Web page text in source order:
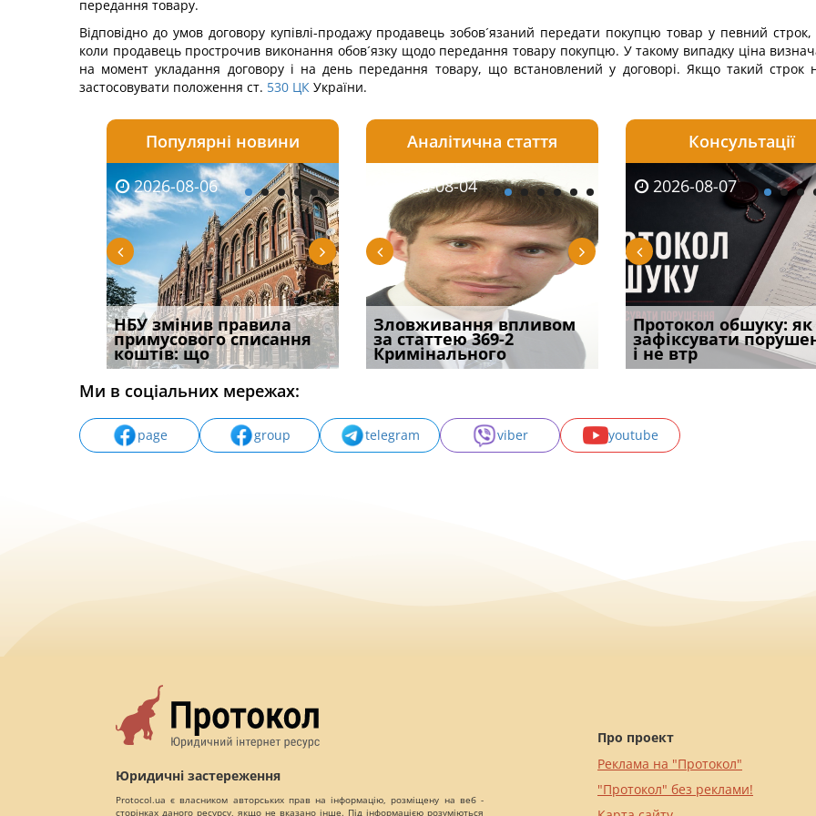
передання товару.
Відповідно до умов договору купівлі-продажу продавець зобов´язаний передати покупцю товар у певний
коли продавець прострочив виконання обов´язку щодо передання товару покупцю. У такому випадку ціна
на момент укладання договору і на день передання товару, що встановлений у договорі. Якщо такий строк
застосовувати положення ст. 530 ЦК України.
Популярні новини
2026-08-06
НБУ змінив правила
примусового списання
коштів: що
2026-08-06
Якщо суд встановив для
відшкодування шкоди
наявніс
2026-08-06
Документи, на яких не
проставляється
апостиль: пер
Аналітична стаття
2026-08-03
Водії можуть отримати
компенсацію за
незаконні дії
2026-08-04
Зловживання впливом
за статтею 369-2
Кримінального
2026-08-04
Переоформлення
відстрочки за іншою
підставою: нов
Консультації
2026-08-05
Штраф, догана чи
в’язниця: що загрожує
лікарю за р
2026-08-07
Протокол обшуку: як
зафіксувати
і не втр
2026-07-30
Восьмий ААС
підтвердив, що
може скас
Ми в соціальних мережах:
page group telegram viber youtube
Юридичні застереження
Protocol.ua є власником авторських прав на інформацію, розміщену на веб -
сторінках даного ресурсу, якщо не вказано інше. Під інформацією розуміються
Про проект
Реклама на "Протокол"
"Протокол" без реклами!